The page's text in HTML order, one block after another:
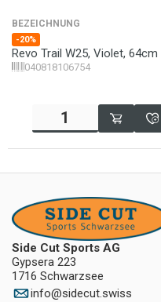
BEZEICHNUNG
-20%
Revo Trail W25, Violet, 64cm
040818106754
Side Cut Sports AG
Gypsera 223
1716 Schwarzsee
info@sidecut.swiss